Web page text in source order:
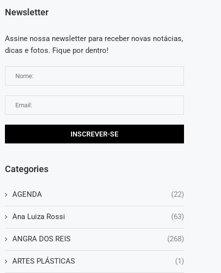
Newsletter
Assine nossa newsletter para receber novas notácias,
dicas e fotos. Fique por dentro!
Categories
AGENDA (22)
Ana Luiza Rossi (63)
ANGRA DOS REIS (268)
ARTES PLÁSTICAS (1)